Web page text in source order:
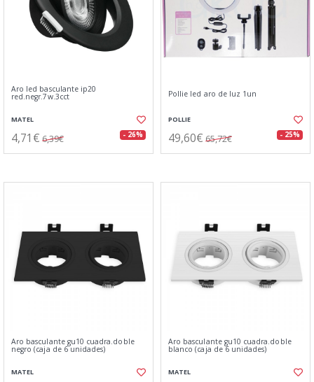
Aro led basculante ip20
red.negr.7w.3cct
MATEL
4,71€ 6,39€ - 26%
Pollie led aro de luz 1un
POLLIE
49,60€ 65,72€ - 25%
Aro basculante gu10 cuadra.doble
negro (caja de 6 unidades)
MATEL
Aro basculante gu10 cuadra.doble
blanco (caja de 6 unidades)
MATEL